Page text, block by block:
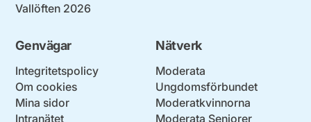
Vallöften 2026
Genvägar
Integritetspolicy
Om cookies
Mina sidor
Intranätet
Nätverk
Moderata
Ungdomsförbundet
Moderatkvinnorna
Moderata Seniorer